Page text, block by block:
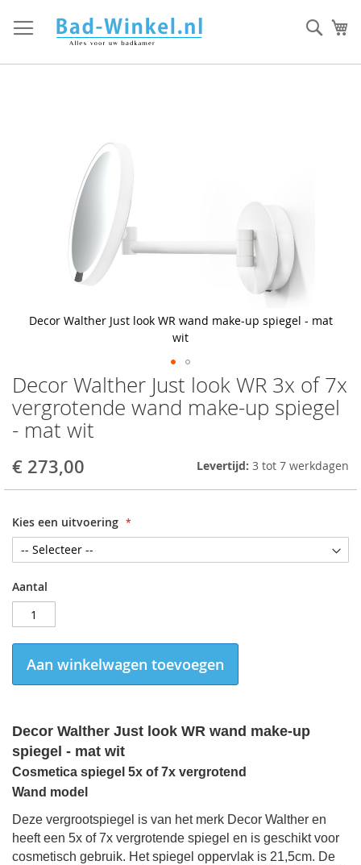
direct
door
Decor Walther Just look WR 3x of 7x
vergrotende wand make-up spiegel
- mat wit
€ 273,00 Levertijd: 3 tot 7 werkdagen
Kies een uitvoering
Aantal
Aan winkelwagen toevoegen
Decor Walther Just look WR wand make-up
spiegel - mat wit
Cosmetica spiegel 5x of 7x vergrotend
Wand model
Deze vergrootspiegel is van het merk Decor Walther en
heeft een 5x of 7x vergrotende spiegel en is geschikt voor
cosmetisch gebruik. Het spiegel oppervlak is 21,5cm. De
Decor Walther Just look WR wand make-up spiegel - mat
wit
Skip
to
the
beginning
the
images
gallery